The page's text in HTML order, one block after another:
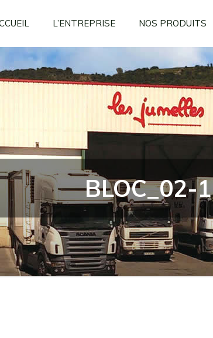
L’ENTREPRISE NOS PRODUITS
BLOC_02-1